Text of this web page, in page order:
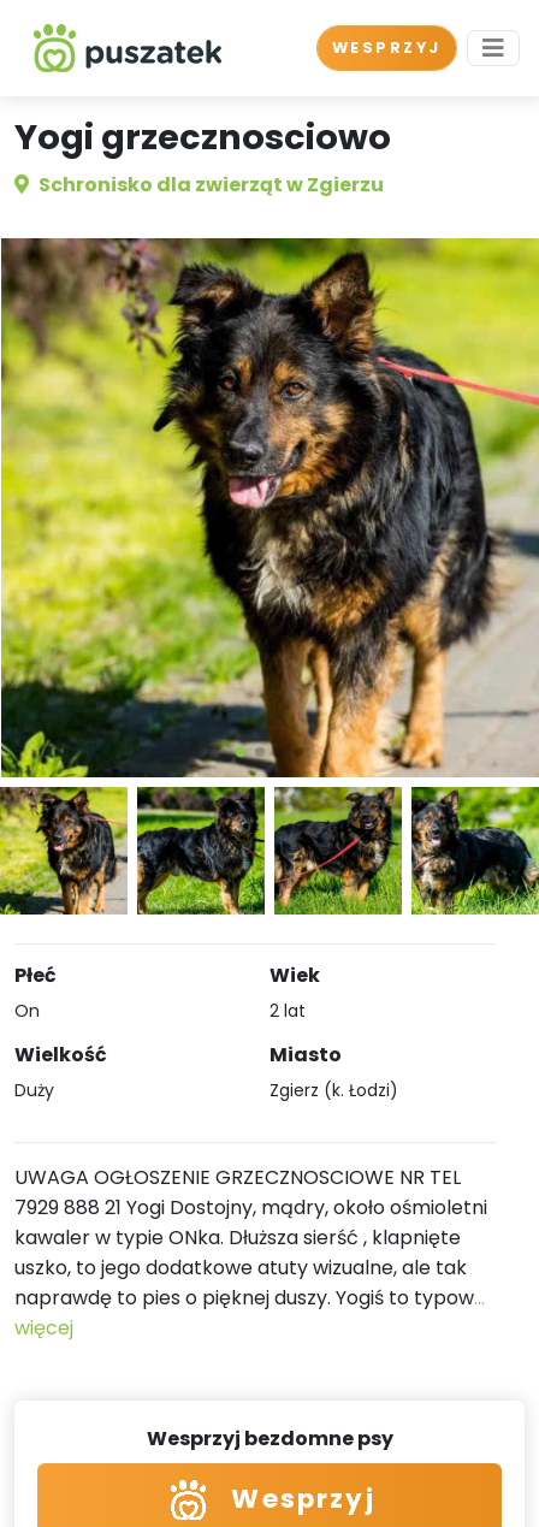
WESPRZYJ
Yogi grzecznosciowo
Schronisko dla zwierząt w Zgierzu
Płeć
On
Wielkość
Duży
Wiek
2 lat
Miasto
Zgierz (k. Łodzi)
UWAGA OGŁOSZENIE GRZECZNOSCIOWE NR TEL
7929 888 21 Yogi Dostojny, mądry, około ośmioletni
kawaler w typie ONka. Dłuższa sierść , klapnięte
uszko, to jego dodatkowe atuty wizualne, ale tak
naprawdę to pies o pięknej duszy. Yogiś to typow...
więcej
Wesprzyj bezdomne psy
Wesprzyj